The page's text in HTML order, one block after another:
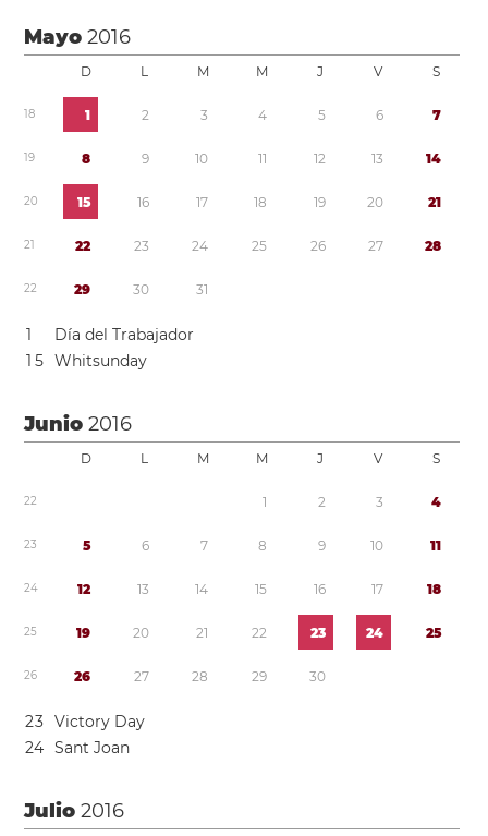
Mayo2016
D L M M J V S
18 1 2 3 4 5 6 7
19 8 9 10 11 12 13 14
20 15 16 17 18 19 20 21
21 22 23 24 25 26 27 28
22 29 30 31
1
Día del Trabajador
1 5 Whitsunday
Junio2016
D L M M J V S
22 1 2 3 4
23 5 6 7 8 9 10 11
24 12 13 14 15 16 17 18
25 19 20 21 22 23 24 25
26 26 27 28 29 30
23 Victory Day
24 Sant Joan
Julio2016